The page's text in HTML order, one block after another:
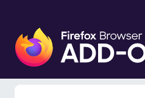
Д
о
п
о